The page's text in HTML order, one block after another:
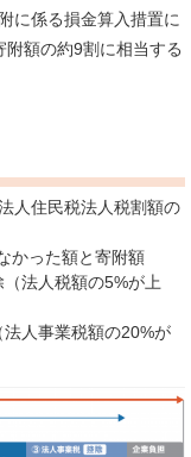
に係る損金算入措置に
額の約9割に相当する
人住民税法人税割額の
った額と寄附額
法人税額の5%が上
人事業税額の20%が